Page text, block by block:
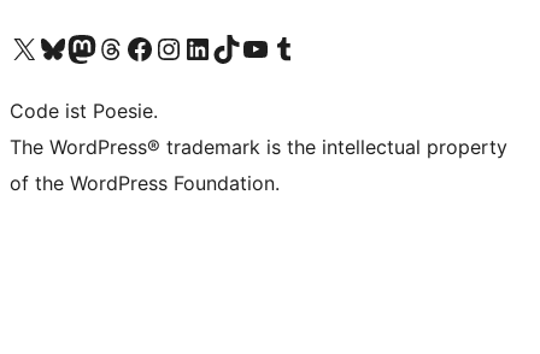
Unser X-Konto (früher Twitter) besuchen
Unser Bluesky-Konto besuchen
Unser Mastodon-Konto besuchen
Unser Threads-Konto besuchen
Unsere Facebook-Seite besuchen
Unser Instagram-Konto besuchen
Unser LinkedIn-Konto besuchen
Unser TikTok-Konto besuchen
Unseren YouTube-Kanal besuchen
Unser Tumblr-Konto besuchen
Code ist Poesie.
The WordPress® trademark is the intellectual property
of the WordPress Foundation.